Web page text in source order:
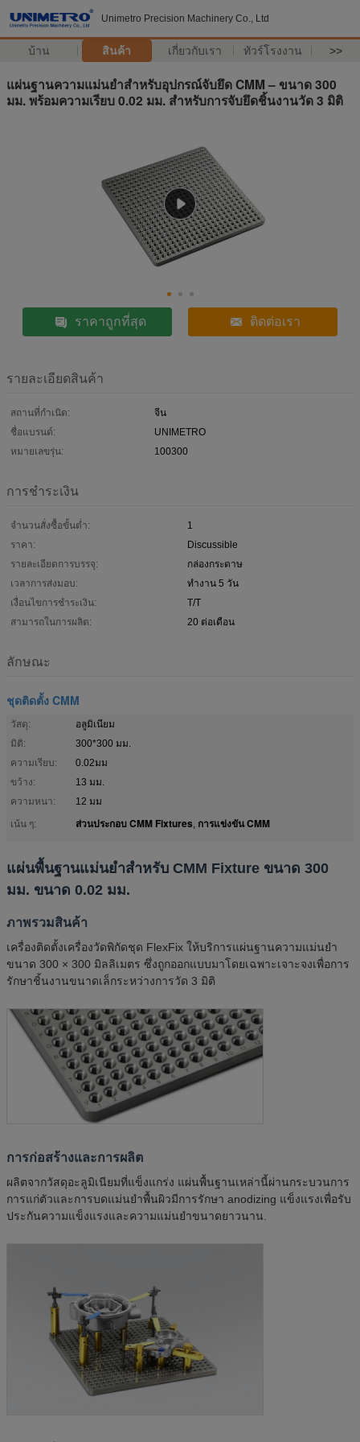
Unimetro Precision Machinery Co., Ltd
บ้าน สินค้า เกี่ยวกับเรา ทัวร์โรงงาน >>
แผ่นฐานความแม่นยำสำหรับอุปกรณ์จับยึด CMM – ขนาด 300
มม. พร้อมความเรียบ 0.02 มม. สำหรับการจับยึดชิ้นงานวัด 3 มิติ
ราคาถูกที่สุด ติดต่อเรา
รายละเอียดสินค้า
สถานที่กำเนิด:
จีน
ชื่อแบรนด์:
UNIMETRO
หมายเลขรุ่น:
100300
การชำระเงิน
จำนวนสั่งซื้อขั้นต่ำ:
1
ราคา:
Discussible
รายละเอียดการบรรจุ:
กล่องกระดาษ
เวลาการส่งมอบ:
ทำงาน 5 วัน
เงื่อนไขการชำระเงิน:
T/T
สามารถในการผลิต:
20 ต่อเดือน
ลักษณะ
ชุดติดตั้ง CMM
วัสดุ:
อลูมิเนียม
มิติ:
300*300 มม.
ความเรียบ:
0.02มม
ขว้าง:
13 มม.
ความหนา:
12 มม
เน้น ๆ:
ส่วนประกอบ CMM Fixtures, การแข่งขัน CMM
แผ่นพื้นฐานแม่นยําสําหรับ CMM Fixture ขนาด 300
มม. ขนาด 0.02 มม.
ภาพรวมสินค้า
เครื่องติดตั้งเครื่องวัดพิกัดชุด FlexFix ให้บริการแผ่นฐานความแม่นยํา
ขนาด 300 × 300 มิลลิเมตร ซึ่งถูกออกแบบมาโดยเฉพาะเจาะจงเพื่อการ
รักษาชิ้นงานขนาดเล็กระหว่างการวัด 3 มิติ
การก่อสร้างและการผลิต
ผลิตจากวัสดุอะลูมิเนียมที่แข็งแกร่ง แผ่นพื้นฐานเหล่านี้ผ่านกระบวนการ
การแก่ตัวและการบดแม่นยําพื้นผิวมีการรักษา anodizing แข็งแรงเพื่อรับ
ประกันความแข็งแรงและความแม่นยําขนาดยาวนาน.